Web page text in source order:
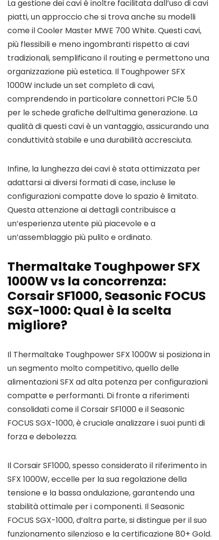
La gestione dei cavi è inoltre facilitata dall’uso di cavi
piatti, un approccio che si trova anche su modelli
come il Cooler Master MWE 700 White. Questi cavi,
più flessibili e meno ingombranti rispetto ai cavi
tradizionali, semplificano il routing e permettono una
organizzazione più estetica. Il Toughpower SFX
1000W include un set completo di cavi,
comprendendo in particolare connettori PCIe 5.0
per le schede grafiche dell’ultima generazione. La
qualità di questi cavi è un vantaggio, assicurando una
conduttività stabile e una durabilità accresciuta.
Infine, la lunghezza dei cavi è stata ottimizzata per
adattarsi ai diversi formati di case, incluse le
configurazioni compatte dove lo spazio è limitato.
Questa attenzione ai dettagli contribuisce a
un’esperienza utente più piacevole e a
un’assemblaggio più pulito e ordinato.
Thermaltake Toughpower SFX
1000W vs la concorrenza:
Corsair SF1000, Seasonic FOCUS
SGX-1000: Qual è la scelta
migliore?
Il Thermaltake Toughpower SFX 1000W si posiziona in
un segmento molto competitivo, quello delle
alimentazioni SFX ad alta potenza per configurazioni
compatte e performanti. Di fronte a riferimenti
consolidati come il Corsair SF1000 e il Seasonic
FOCUS SGX-1000, è cruciale analizzare i suoi punti di
forza e debolezza.
Il Corsair SF1000, spesso considerato il riferimento in
SFX 1000W, eccelle per la sua regolazione della
tensione e la bassa ondulazione, garantendo una
stabilità ottimale per i componenti. Il Seasonic
FOCUS SGX-1000, d’altra parte, si distingue per il suo
funzionamento silenzioso e la certificazione 80+ Gold.